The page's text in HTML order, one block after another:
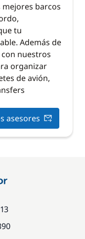
barcos
tu
Además de
nuestros
organizar
de avión,
asesores